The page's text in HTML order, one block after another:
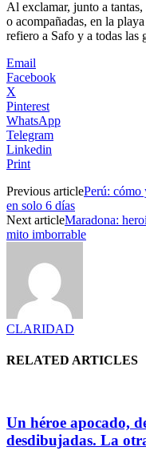
Al exclamar, junto a
o acompañadas, en la
refiero a Safo y a todas las
Email
Facebook
X
Pinterest
WhatsApp
Telegram
Linkedin
Print
Previous articlePerú: cómo
en solo 6 días
Next articleMaradona:
mito imborrable
CLARIDAD
RELATED ARTICLES
Un héroe apocado,
desdibujadas. La